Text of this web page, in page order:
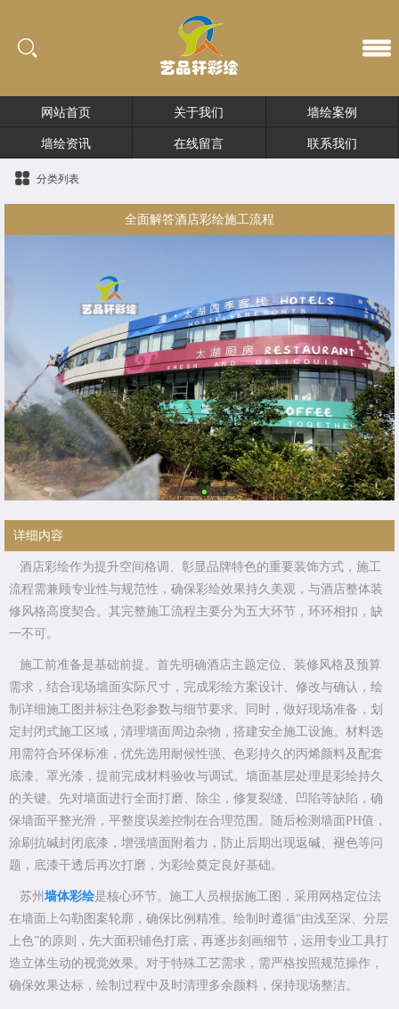
网站首页 关于我们
墙绘案例
墙绘资讯
在线留言 联系我们
分类列表
全面解答酒店彩绘施工流程
详细内容
酒店彩绘作为提升空间格调、彰显品牌特色的重要装饰方式，施工
流程需兼顾专业性与规范性，确保彩绘效果持久美观，与酒店整体装
修风格高度契合。其完整施工流程主要分为五大环节，环环相扣，缺
一不可。
施工前准备是基础前提。首先明确酒店主题定位、装修风格及预算
需求，结合现场墙面实际尺寸，完成彩绘方案设计、修改与确认，绘
制详细施工图并标注色彩参数与细节要求。同时，做好现场准备，划
定封闭式施工区域，清理墙面周边杂物，搭建安全施工设施。材料选
用需符合环保标准，优先选用耐候性强、色彩持久的丙烯颜料及配套
底漆、罩光漆，提前完成材料验收与调试。墙面基层处理是彩绘持久
的关键。先对墙面进行全面打磨、除尘，修复裂缝、凹陷等缺陷，确
保墙面平整光滑，平整度误差控制在合理范围。随后检测墙面PH值，
涂刷抗碱封闭底漆，增强墙面附着力，防止后期出现返碱、褪色等问
题，底漆干透后再次打磨，为彩绘奠定良好基础。
苏州 墙体彩绘是核心环节。施工人员根据施工图，采用网格定位法
在墙面上勾勒图案轮廓，确保比例精准。绘制时遵循“由浅至深、分层
上色”的原则，先大面积铺色打底，再逐步刻画细节，运用专业工具打
造立体生动的视觉效果。对于特殊工艺需求，需严格按照规范操作，
确保效果达标，绘制过程中及时清理多余颜料，保持现场整洁。